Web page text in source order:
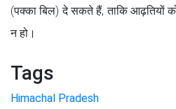
(पक्का बिल) दे सकते हैं, ताकि आढ़तियों
न हो।
Tags
Himachal Pradesh